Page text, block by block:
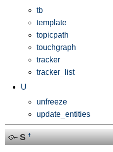
tb
template
topicpath
touchgraph
tracker
tracker_list
U
unfreeze
update_entities
S†